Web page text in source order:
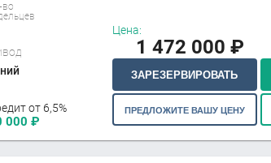
во
от 6,5%
000 ₽
Цена:
1 472 000 ₽
ЗАРЕЗЕРВИРОВАТЬ
ПРЕДЛОЖИТЕ ВАШУ ЦЕНУ